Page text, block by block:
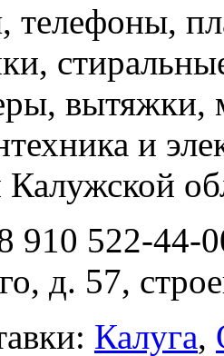
телефоны,
вытяжки,
и
910 522-44-
д. 57,
Калуга,